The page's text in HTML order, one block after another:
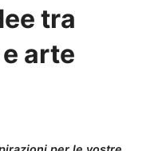
tra
arte